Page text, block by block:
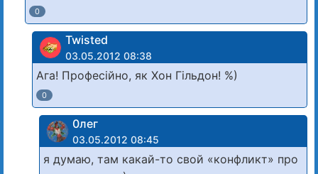
0
Twisted
03.05.2012 08:38
Ага! Професійно, як Хон Гільдон! %)
0
0лег
03.05.2012 08:45
я думаю, там какай-то свой «конфликт» про